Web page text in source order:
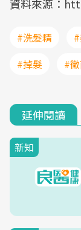
資料來源：
#洗髮精
#掉髮
#
延伸閱讀
新知